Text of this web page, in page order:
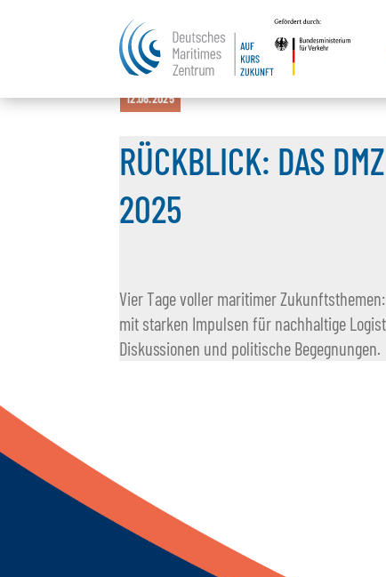
RÜCKBLICK: DAS
2025
12.06.2025
Vier Tage voller maritimer
mit starken Impulsen für nachhaltige
Diskussionen und politische Begegnungen.